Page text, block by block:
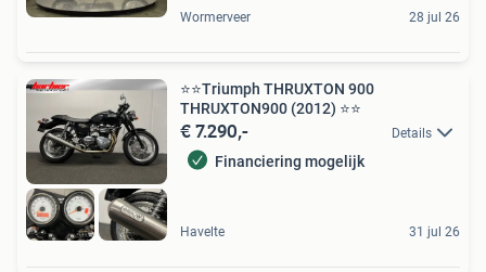
Wormerveer 28 jul 26
⭐️⭐Triumph THRUXTON 900
THRUXTON900 (2012) ⭐️⭐
€ 7.290,- Details
Financiering mogelijk
Havelte 31 jul 26